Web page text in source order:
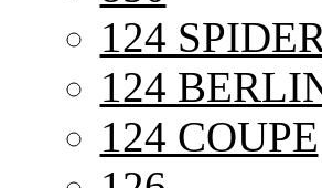
124
124
124 COUPE